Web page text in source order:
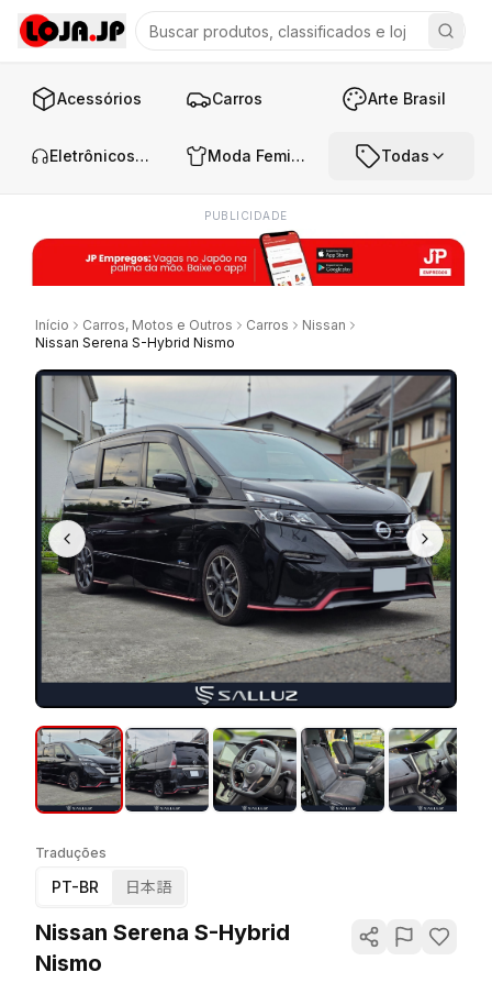
Acessórios Carros Arte Brasil
Eletrônicos e Áudio Moda Feminina Todas
PUBLICIDADE
Início Carros, Motos e Outros Carros
Nissan
Nissan Serena S-Hybrid Nismo
Traduções
PT-BR 日本語
Nissan Serena S-Hybrid
Nismo